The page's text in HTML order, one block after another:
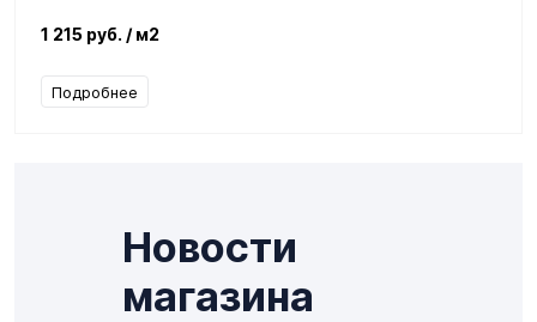
1 215 руб. / м2
Подробнее
Новости
магазина